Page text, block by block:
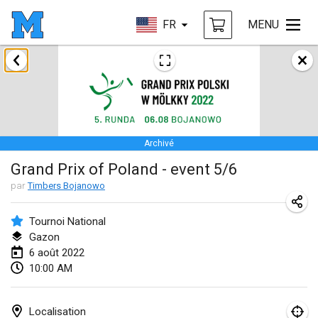
FR MENU
Archivé
Grand Prix of Poland - event 5/6
par Timbers Bojanowo
Tournoi National
Gazon
6 août 2022
10:00 AM
Localisation
janvier 2022
Tournoi Mixte ASPTTOM
22 janv. 2022 |France
KKS Halli Duppeli
22 janv. 2022| Finlande
Mölkky Tournament - Doubles
22 janv. 2022|
Suomelan Mölkky-open
22 janv. 2022